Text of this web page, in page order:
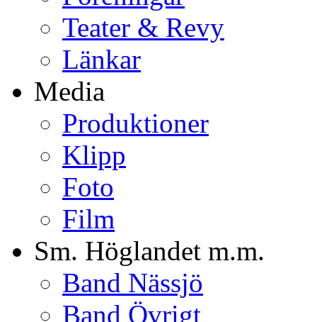
Teater & Revy
Länkar
Media
Produktioner
Klipp
Foto
Film
Sm. Höglandet m.m.
Band Nässjö
Band Övrigt